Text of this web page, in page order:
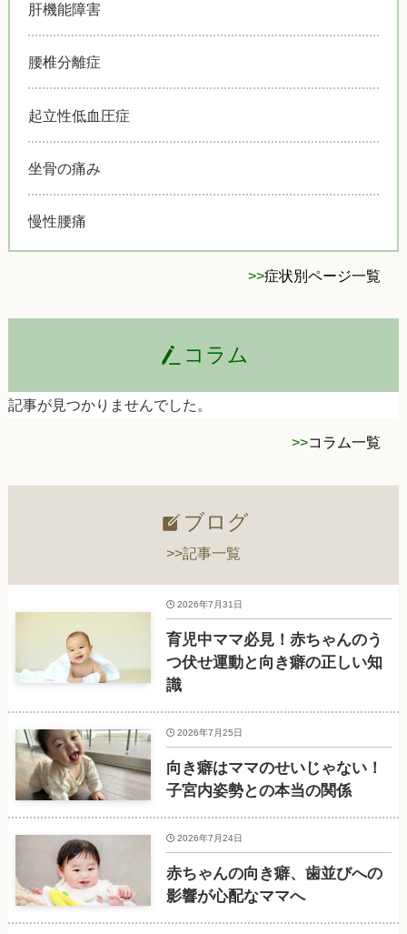
肝機能障害
腰椎分離症
起立性低血圧症
坐骨の痛み
慢性腰痛
>>症状別ページ一覧
コラム
記事が見つかりませんでした。
>>コラム一覧
ブログ
>>記事一覧
育児中ママ必見！赤ちゃんのう
つ伏せ運動と向き癖の正しい知
識
2026年7月31日
向き癖はママのせいじゃない！
子宮内姿勢との本当の関係
2026年7月25日
赤ちゃんの向き癖、歯並びへの
影響が心配なママへ
2026年7月24日